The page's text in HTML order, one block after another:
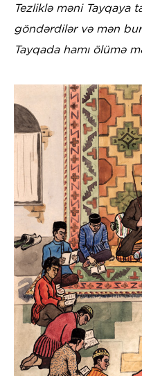
Tezliklə məni Tayqaya
göndərdilər və mən
Tayqada hamı ölümə